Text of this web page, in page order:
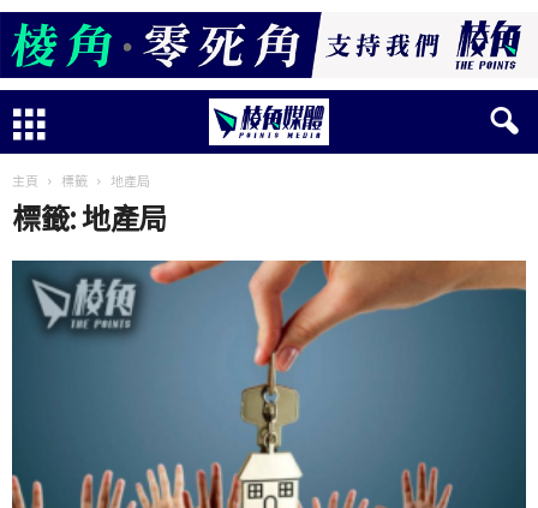
主頁 標籤 地產局
標籤: 地產局